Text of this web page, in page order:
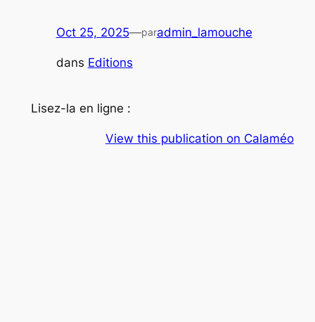
Oct 25, 2025—paradmin_lamouche
dans Editions
Lisez-la en ligne :
View this publication on Calaméo